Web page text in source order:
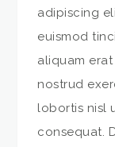
adipiscing
euismod
aliquam
nostrud
lobortis nisl
consequat.